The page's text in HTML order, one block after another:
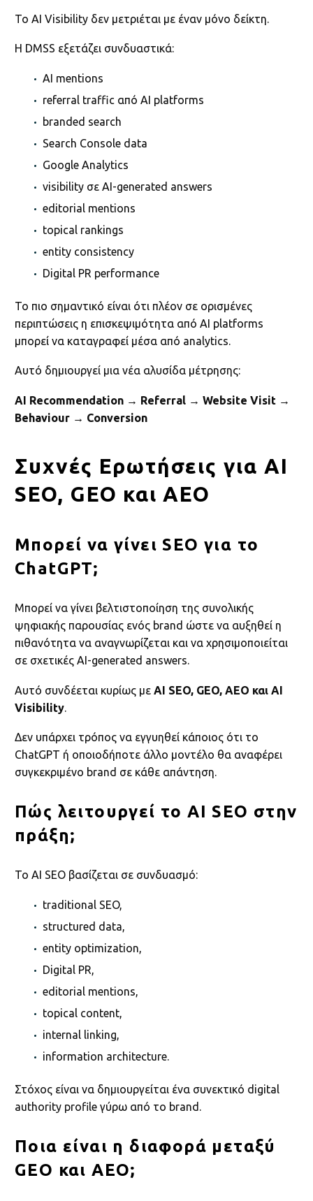
Το AI Visibility δεν μετριέται με έναν μόνο δείκτη.
Η DMSS εξετάζει συνδυαστικά:
AI mentions
referral traffic από AI platforms
branded search
Search Console data
Google Analytics
visibility σε AI-generated answers
editorial mentions
topical rankings
entity consistency
Digital PR performance
Το πιο σημαντικό είναι ότι πλέον σε ορισμένες
περιπτώσεις η επισκεψιμότητα από AI platforms
μπορεί να καταγραφεί μέσα από analytics.
Αυτό δημιουργεί μια νέα αλυσίδα μέτρησης:
AI Recommendation → Referral → Website Visit →
Behaviour → Conversion
Συχνές Ερωτήσεις για AI
SEO, GEO και AEO
Μπορεί να γίνει SEO για το
ChatGPT;
Μπορεί να γίνει βελτιστοποίηση της συνολικής
ψηφιακής παρουσίας ενός brand ώστε να αυξηθεί η
πιθανότητα να αναγνωρίζεται και να χρησιμοποιείται
σε σχετικές AI-generated answers.
Αυτό συνδέεται κυρίως με AI SEO, GEO, AEO και AI
Visibility
Δεν υπάρχει τρόπος να εγγυηθεί κάποιος ότι το
ChatGPT ή οποιοδήποτε άλλο μοντέλο θα αναφέρει
συγκεκριμένο brand σε κάθε απάντηση.
Πώς λειτουργεί το AI SEO στην
πράξη;
Το AI SEO βασίζεται σε συνδυασμό:
traditional SEO,
structured data,
entity optimization,
Digital PR,
editorial mentions,
topical content,
internal linking,
information architecture.
Στόχος είναι να δημιουργείται ένα συνεκτικό digital
authority profile γύρω από το brand.
Ποια είναι η διαφορά μεταξύ
GEO και AEO;